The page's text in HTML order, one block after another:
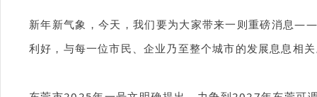
新年新气象，今天，我们要为大家带来一则重磅消息——
利好，与每一位市民、企业乃至整个城市的发展息息相